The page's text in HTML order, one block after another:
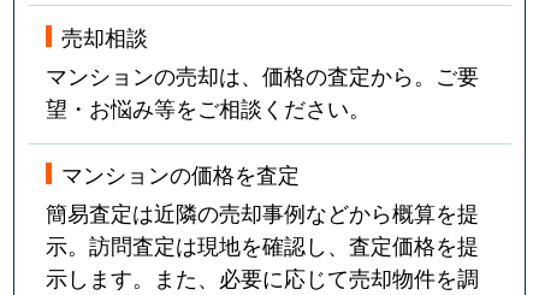
売却相談
マンションの売却は、価格の査定から。ご要
望・お悩み等をご相談ください。
マンションの価格を査定
簡易査定は近隣の売却事例などから概算を提
示。訪問査定は現地を確認し、査定価格を提
示します。また、必要に応じて売却物件を調